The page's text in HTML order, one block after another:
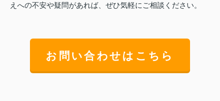
えへの不安や疑問があれば、ぜひ気軽にご相談ください。
お問い合わせはこちら